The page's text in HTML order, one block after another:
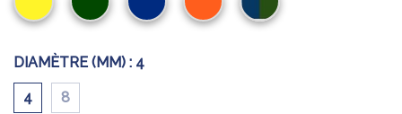
DIAMÈTRE (MM) : 4
4 8